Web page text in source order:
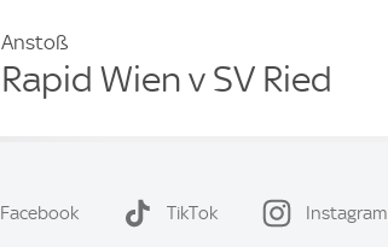
Anstoß
Rapid Wien v SV Ried
Facebook TikTok Instagram